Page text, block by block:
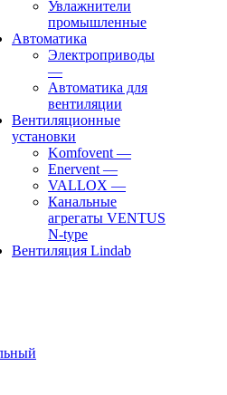
Увлажнители
промышленные
Автоматика
Электроприводы
—
Автоматика для
вентиляции
Вентиляционные
установки
Komfovent —
Enervent —
VALLOX —
Канальные
агрегаты VENTUS
N-type
Вентиляция Lindab